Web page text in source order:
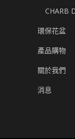
CHARB
環保花盆
產品購物
關於我們
消息